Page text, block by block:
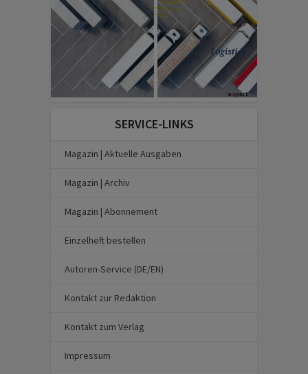
SERVICE-LINKS
Magazin | Aktuelle Ausgaben
Magazin | Archiv
Magazin | Abonnement
Einzelheft bestellen
Autoren-Service (DE/EN)
Kontakt zur Redaktion
Kontakt zum Verlag
Impressum